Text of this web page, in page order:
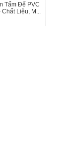
Tấm Đế PVC
Liệu, M...